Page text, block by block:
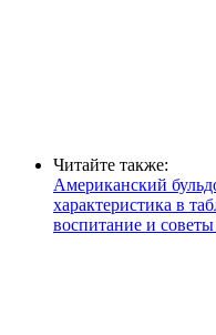
Читайте также:
Американский
характеристика в
воспитание и